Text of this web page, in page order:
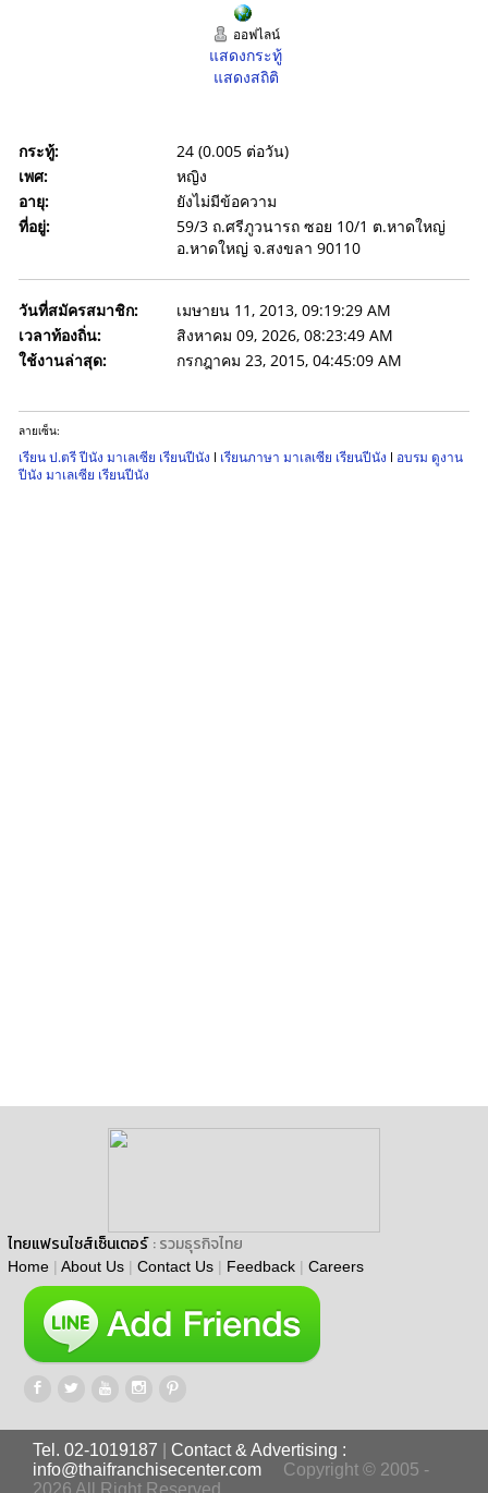
ออฟไลน์
แสดงกระทู้
แสดงสถิติ
กระทู้:
24 (0.005 ต่อวัน)
เพศ:
หญิง
อายุ:
ยังไม่มีข้อความ
ที่อยู่:
59/3 ถ.ศรีภูวนารถ ซอย 10/1 ต.หาดใหญ่
อ.หาดใหญ่ จ.สงขลา 90110
วันที่สมัครสมาชิก:
เมษายน 11, 2013, 09:19:29 AM
เวลาท้องถิ่น:
สิงหาคม 09, 2026, 08:23:49 AM
ใช้งานล่าสุด:
กรกฎาคม 23, 2015, 04:45:09 AM
ลายเซ็น:
เรียน ป.ตรี ปีนัง มาเลเซีย เรียนปีนัง l เรียนภาษา มาเลเซีย เรียนปีนัง l อบรม ดูงาน
ปีนัง มาเลเซีย เรียนปีนัง
ไทยแฟรนไชส์เซ็นเตอร์ : รวมธุรกิจไทย
Home | About Us | Contact Us | Feedback | Careers
Tel. 02-1019187
Contact & Advertising :
info@thaifranchisecenter.com
Copyright © 2005 -
2026 All Right Reserved.